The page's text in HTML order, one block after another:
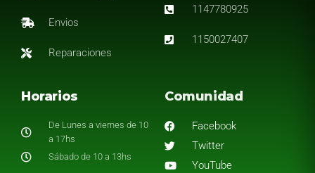
Envios
Reparaciones
1147780925
1150027407
Horarios
De Lunes a viernes de 10
a 17hs
Sábado de 10 a 13hs
Comunidad
Facebook
Twitter
YouTube